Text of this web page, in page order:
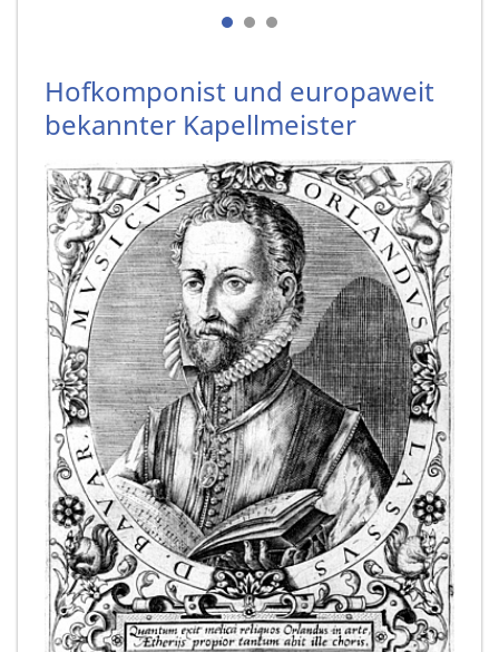
Hofkomponist und europaweit
bekannter Kapellmeister